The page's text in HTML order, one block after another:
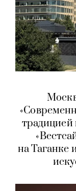
традицией
на Таганке